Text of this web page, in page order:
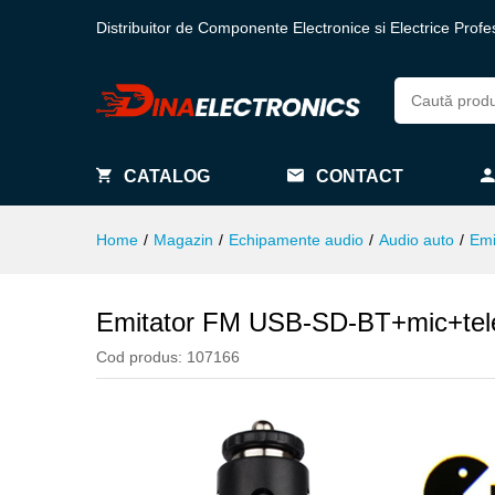
Distribuitor de Componente Electronice si Electrice
CATALOG CONTACT
Home / Magazin / Echipamente audio / Audio auto /
Emitator FM USB-SD-
Cod produs: 107166